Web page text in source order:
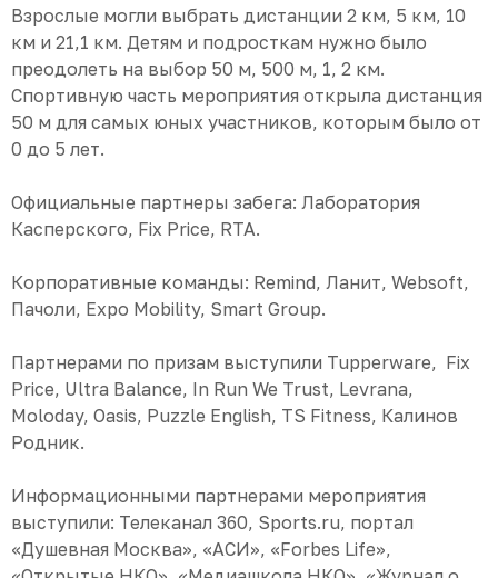
Взрослые могли выбрать дистанции 2 км, 5 км, 10
км и 21,1 км. Детям и подросткам нужно было
преодолеть на выбор 50 м, 500 м, 1, 2 км.
Спортивную часть мероприятия открыла дистанция
50 м для самых юных участников, которым было от
0 до 5 лет.
Официальные партнеры забега: Лаборатория
Касперского, Fix Price, RTA.
Корпоративные команды: Remind, Ланит, Websoft,
Пачоли, Expo Mobility, Smart Group.
Партнерами по призам выступили Tupperware, Fix
Price, Ultra Balance, In Run We Trust, Levrana,
Moloday, Oasis, Puzzle English, TS Fitness, Калинов
Родник.
Информационными партнерами мероприятия
выступили: Телеканал 360, Sports.ru, портал
«Душевная Москва», «АСИ», «Forbes Life»,